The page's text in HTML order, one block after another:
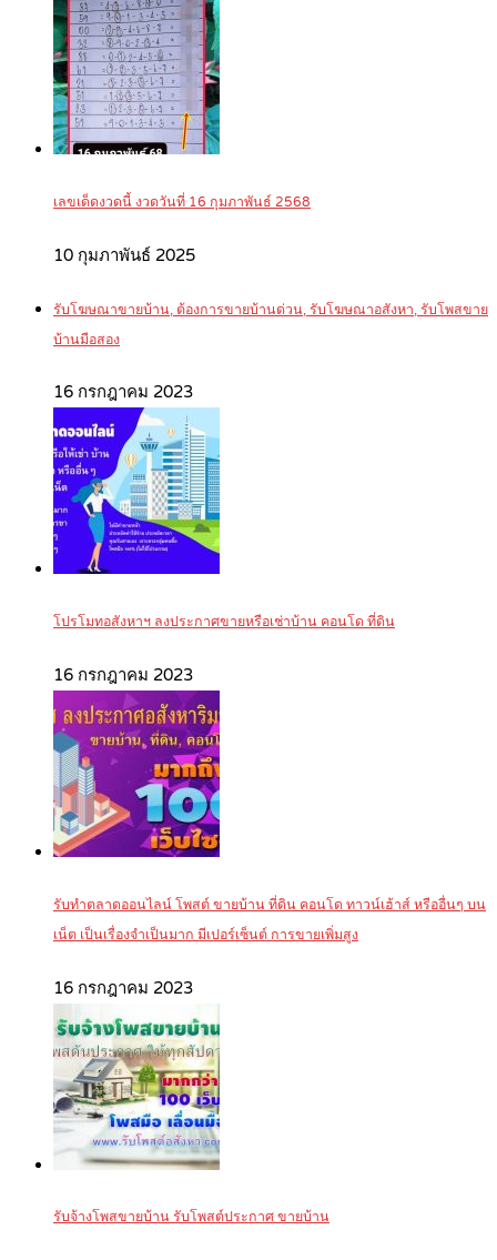
เลขเด็ดงวดนี้ งวดวันที่ 16 กุมภาพันธ์ 2568
10 กุมภาพันธ์ 2025
รับโฆษณาขายบ้าน, ต้องการขายบ้านด่วน, รับโฆษณาอสังหา, รับโพสขาย
บ้านมือสอง
16 กรกฎาคม 2023
โปรโมทอสังหาฯ ลงประกาศขายหรือเช่าบ้าน คอนโด ที่ดิน
16 กรกฎาคม 2023
รับทำตลาดออนไลน์ โพสต์ ขายบ้าน ที่ดิน คอนโด ทาวน์เฮ้าส์ หรืออื่นๆ บน
เน็ต เป็นเรื่องจำเป็นมาก มีเปอร์เซ็นต์ การขายเพิ่มสูง
16 กรกฎาคม 2023
รับจ้างโพสขายบ้าน รับโพสต์ประกาศ ขายบ้าน